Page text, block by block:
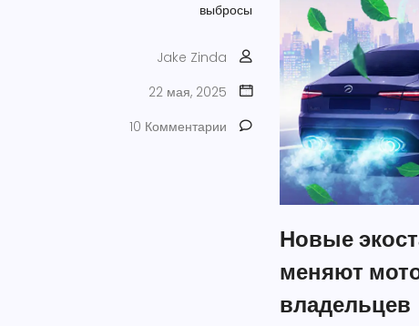
выбросы
Jake Zinda
22 мая, 2025
10 Комментарии
Новые
меняют
владельцев